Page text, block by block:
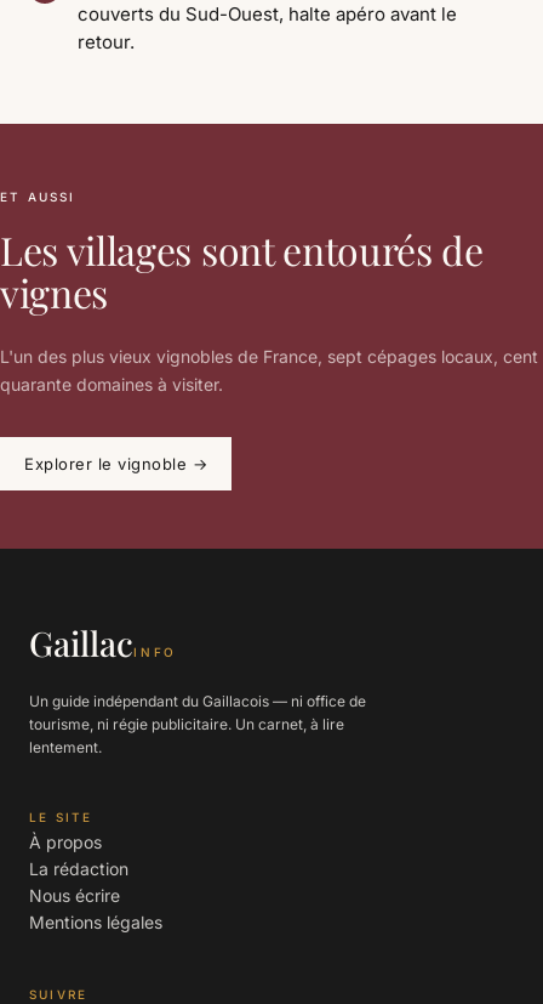
couverts du Sud-Ouest, halte apéro avant le
retour.
ET AUSSI
Les villages sont entourés de
vignes
L'un des plus vieux vignobles de France, sept cépages locaux, cent
quarante domaines à visiter.
Explorer le vignoble →
GaillacINFO
Un guide indépendant du Gaillacois — ni office de
tourisme, ni régie publicitaire. Un carnet, à lire
lentement.
LE SITE
À propos
La rédaction
Nous écrire
Mentions légales
SUIVRE